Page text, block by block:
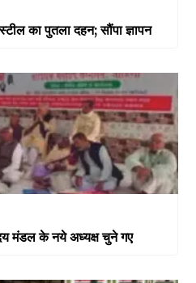
का पुतला दहन; सौंपा ज्ञापन
मंडल के नये अध्यक्ष चुने गए